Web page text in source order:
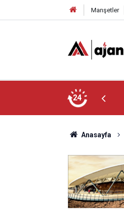
Manşetler
24
Anasayfa